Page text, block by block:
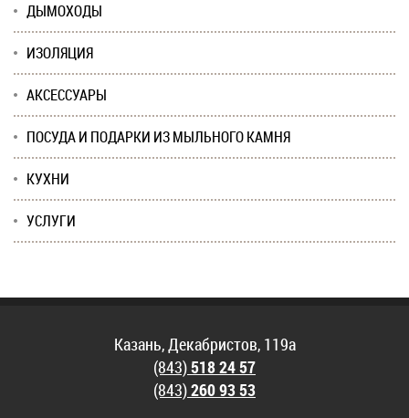
ДЫМОХОДЫ
ИЗОЛЯЦИЯ
АКСЕССУАРЫ
ПОСУДА И ПОДАРКИ ИЗ МЫЛЬНОГО КАМНЯ
КУХНИ
УСЛУГИ
Казань, Декабристов, 119а
(843)518 24 57
(843)260 93 53